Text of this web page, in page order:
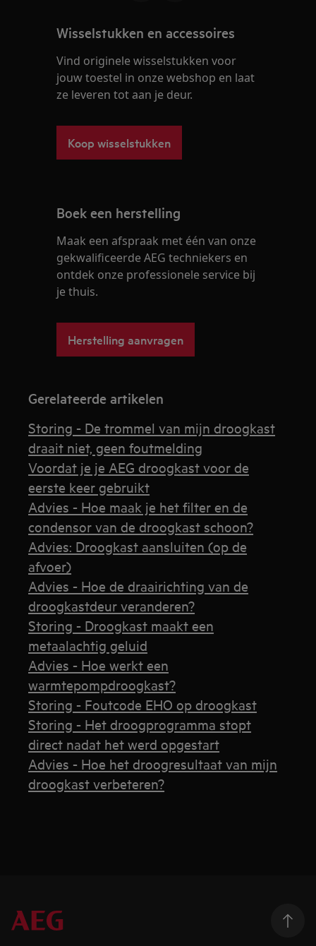
Wisselstukken en accessoires
Vind originele wisselstukken voor
jouw toestel in onze webshop en laat
ze leveren tot aan je deur.
Koop wisselstukken
Boek een herstelling
Maak een afspraak met één van onze
gekwalificeerde AEG techniekers en
ontdek onze professionele service bij
je thuis.
Herstelling aanvragen
Gerelateerde artikelen
Storing - De trommel van mijn droogkast
draait niet, geen foutmelding
Voordat je je AEG droogkast voor de
eerste keer gebruikt
Advies - Hoe maak je het filter en de
condensor van de droogkast schoon?
Advies: Droogkast aansluiten (op de
afvoer)
Advies - Hoe de draairichting van de
droogkastdeur veranderen?
Storing - Droogkast maakt een
metaalachtig geluid
Advies - Hoe werkt een
warmtepompdroogkast?
Storing - Foutcode EHO op droogkast
Storing - Het droogprogramma stopt
direct nadat het werd opgestart
Advies - Hoe het droogresultaat van mijn
droogkast verbeteren?